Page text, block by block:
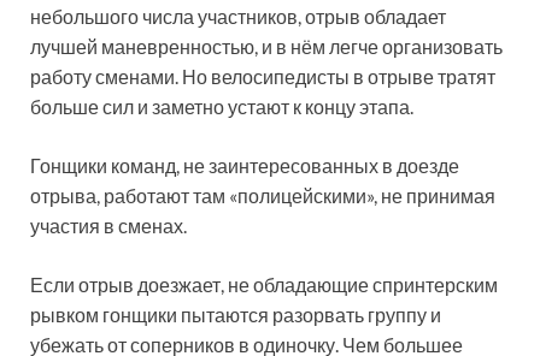
небольшого числа участников, отрыв обладает
лучшей маневренностью, и в нём легче организовать
работу сменами. Но велосипедисты в отрыве тратят
больше сил и заметно устают к концу этапа.
Гонщики команд, не заинтересованных в доезде
отрыва, работают там «полицейскими», не принимая
участия в сменах.
Если отрыв доезжает, не обладающие спринтерским
рывком гонщики пытаются разорвать группу и
убежать от соперников в одиночку. Чем большее